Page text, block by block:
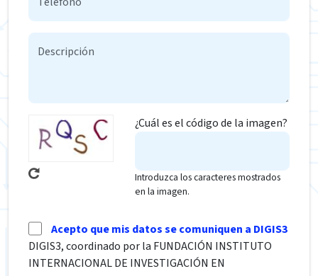
¿Cuál es el código de la imagen?
Introduzca los caracteres mostrados
en la imagen.
Acepto que mis datos se comuniquen a DIGIS3
DIGIS3, coordinado por la FUNDACIÓN INSTITUTO
INTERNACIONAL DE INVESTIGACIÓN EN